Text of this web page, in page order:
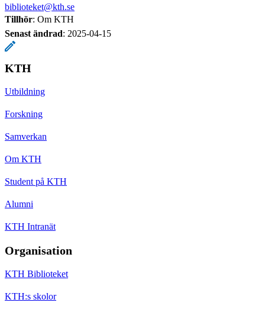
biblioteket@kth.se
Tillhör: Om KTH
Senast ändrad: 2025-04-15
KTH
Utbildning
Forskning
Samverkan
Om KTH
Student på KTH
Alumni
KTH Intranät
Organisation
KTH Biblioteket
KTH:s skolor